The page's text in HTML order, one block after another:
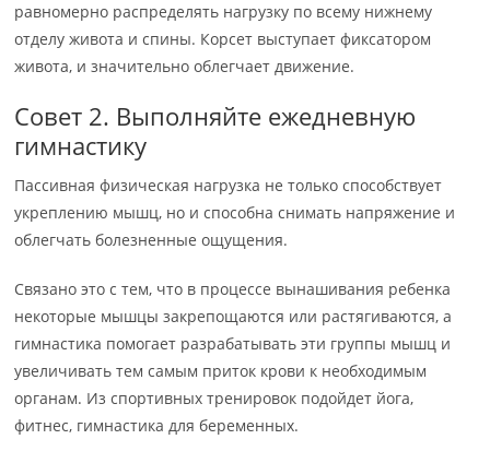
равномерно распределять нагрузку по всему нижнему
отделу живота и спины. Корсет выступает фиксатором
живота, и значительно облегчает движение.
Совет 2. Выполняйте ежедневную
гимнастику
Пассивная физическая нагрузка не только способствует
укреплению мышц, но и способна снимать напряжение и
облегчать болезненные ощущения.
Связано это с тем, что в процессе вынашивания ребенка
некоторые мышцы закрепощаются или растягиваются, а
гимнастика помогает разрабатывать эти группы мышц и
увеличивать тем самым приток крови к необходимым
органам. Из спортивных тренировок подойдет йога,
фитнес, гимнастика для беременных.